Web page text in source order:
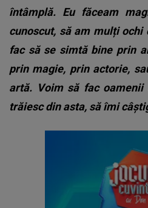
întâmplă. Eu făceam
cunoscut, să am mulți
fac să se simtă bine prin
prin magie, prin actorie,
artă. Voim să fac
trăiesc din asta, să îmi